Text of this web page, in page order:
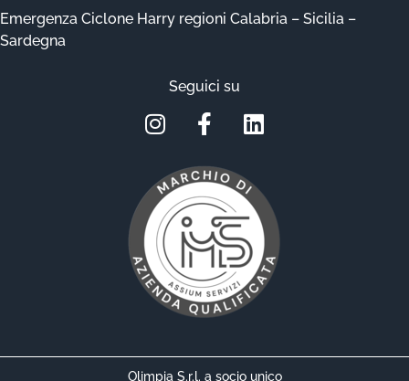
Emergenza Ciclone Harry regioni Calabria – Sicilia –
Sardegna
Seguici su
Olimpia S.r.l. a socio unico